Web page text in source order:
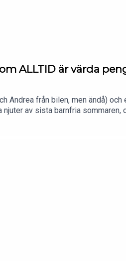
ALLTID är värda
Andrea från bilen, men ändå)
njuter av sista barnfria